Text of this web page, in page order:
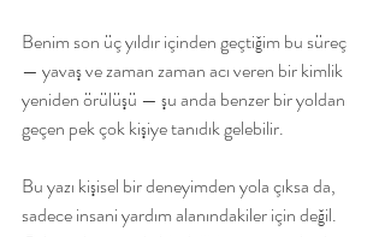
Benim son üç yıldır içinden geçtiğim bu süreç
— yavaş ve zaman zaman acı veren bir kimlik
yeniden örülüşü — şu anda benzer bir yoldan
geçen pek çok kişiye tanıdık gelebilir.
Bu yazı kişisel bir deneyimden yola çıksa da,
sadece insani yardım alanındakiler için değil.